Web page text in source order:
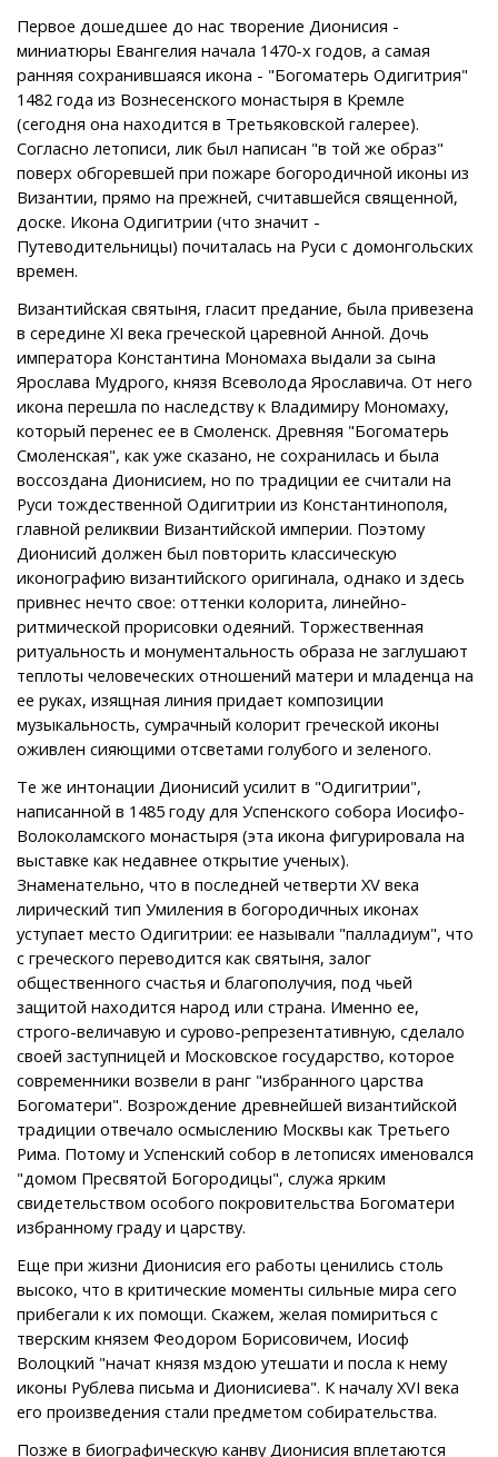
Первое дошедшее до нас творение Дионисия -
миниатюры Евангелия начала 1470-х годов, а самая
ранняя сохранившаяся икона - "Богоматерь Одигитрия"
1482 года из Вознесенского монастыря в Кремле
(сегодня она находится в Третьяковской галерее).
Согласно летописи, лик был написан "в той же образ"
поверх обгоревшей при пожаре богородичной иконы из
Византии, прямо на прежней, считавшейся священной,
доске. Икона Одигитрии (что значит -
Путеводительницы) почиталась на Руси с домонгольских
времен.
Византийская святыня, гласит предание, была привезена
в середине XI века греческой царевной Анной. Дочь
императора Константина Мономаха выдали за сына
Ярослава Мудрого, князя Всеволода Ярославича. От него
икона перешла по наследству к Владимиру Мономаху,
который перенес ее в Смоленск. Древняя "Богоматерь
Смоленская", как уже сказано, не сохранилась и была
воссоздана Дионисием, но по традиции ее считали на
Руси тождественной Одигитрии из Константинополя,
главной реликвии Византийской империи. Поэтому
Дионисий должен был повторить классическую
иконографию византийского оригинала, однако и здесь
привнес нечто свое: оттенки колорита, линейно-
ритмической прорисовки одеяний. Торжественная
ритуальность и монументальность образа не заглушают
теплоты человеческих отношений матери и младенца на
ее руках, изящная линия придает композиции
музыкальность, сумрачный колорит греческой иконы
оживлен сияющими отсветами голубого и зеленого.
Те же интонации Дионисий усилит в "Одигитрии",
написанной в 1485 году для Успенского собора Иосифо-
Волоколамского монастыря (эта икона фигурировала на
выставке как недавнее открытие ученых).
Знаменательно, что в последней четверти XV века
лирический тип Умиления в богородичных иконах
уступает место Одигитрии: ее называли "палладиум", что
с греческого переводится как святыня, залог
общественного счастья и благополучия, под чьей
защитой находится народ или страна. Именно ее,
строго-величавую и сурово-репрезентативную, сделало
своей заступницей и Московское государство, которое
современники возвели в ранг "избранного царства
Богоматери". Возрождение древнейшей византийской
традиции отвечало осмыслению Москвы как Третьего
Рима. Потому и Успенский собор в летописях именовался
"домом Пресвятой Богородицы", служа ярким
свидетельством особого покровительства Богоматери
избранному граду и царству.
Еще при жизни Дионисия его работы ценились столь
высоко, что в критические моменты сильные мира сего
прибегали к их помощи. Скажем, желая помириться с
тверским князем Феодором Борисовичем, Иосиф
Волоцкий "начат князя мздою утешати и посла к нему
иконы Рублева письма и Дионисиева". К началу XVI века
его произведения стали предметом собирательства.
Позже в биографическую канву Дионисия вплетаются